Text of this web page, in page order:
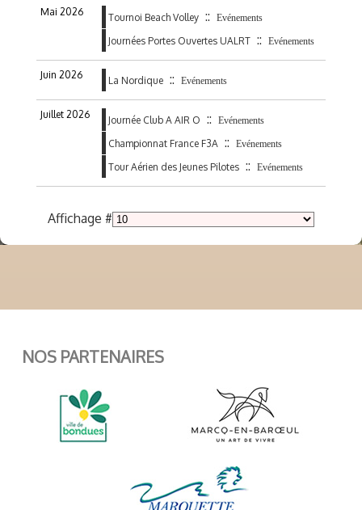
Mai 2026 Tournoi Beach Volley :: Evénements
Journées Portes Ouvertes UALRT :: Evénements
Juin 2026 La Nordique :: Evénements
Juillet 2026 Journée Club A AIR O :: Evénements
Championnat France F3A :: Evénements
Tour Aérien des Jeunes Pilotes :: Evénements
Affichage #
NOS PARTENAIRES